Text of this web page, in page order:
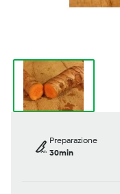
Preparazione
30min